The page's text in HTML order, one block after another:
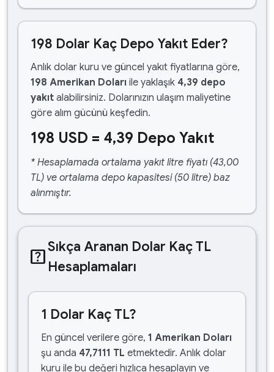
198 Dolar Kaç Depo Yakıt Eder?
Anlık dolar kuru ve güncel yakıt fiyatlarına göre,
198 Amerikan Doları ile yaklaşık 4,39 depo
yakıt alabilirsiniz. Dolarınızın ulaşım maliyetine
göre alım gücünü keşfedin.
198 USD = 4,39 Depo Yakıt
* Hesaplamada ortalama yakıt litre fiyatı (43,00
TL) ve ortalama depo kapasitesi (50 litre) baz
alınmıştır.
help_centerSıkça Aranan Dolar Kaç TL
Hesaplamaları
1 Dolar Kaç TL?
En güncel verilere göre, 1 Amerikan Doları
şu anda 47,7111 TL etmektedir. Anlık dolar
kuru ile bu değeri hızlıca hesaplayın ve